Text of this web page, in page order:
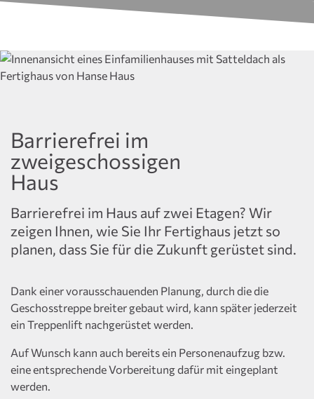
Barrierefrei im Haus auf zwei Etagen? Wir
zeigen Ihnen, wie Sie Ihr Fertighaus jetzt so
planen, dass Sie für die Zukunft gerüstet sind.
Barrierefrei im
zweigeschossigen
Haus
Dank einer vorausschauenden Planung, durch die die
Geschosstreppe breiter gebaut wird, kann später jederzeit
ein Treppenlift nachgerüstet werden.
Auf Wunsch kann auch bereits ein Personenaufzug bzw.
eine entsprechende Vorbereitung dafür mit eingeplant
werden.